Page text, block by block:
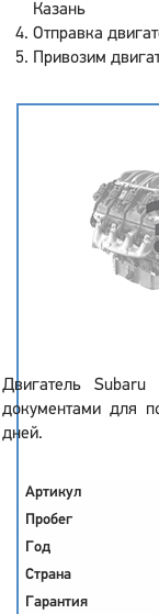
Казань
Отправка
Привозим
Двигатель
документами для
дней.
Артикул
Пробег
Год
Страна
Гарантия